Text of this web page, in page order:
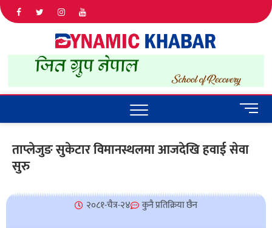
IN NEPAL
M
e
u
ताप्लेजुङ सुकेटार विमानस्थलमा आजदेखि हवाई सेवा
सुरु
२०८१-चैत्र-२४ कुनै प्रतिक्रिया छैन